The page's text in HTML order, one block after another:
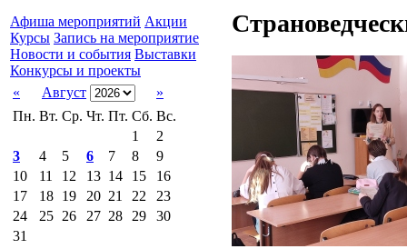
Афиша мероприятий Акции
Курсы Запись на мероприятие
Новости и события Выставки
Конкурсы и проекты
«
Август
»
Пн. Вт. Ср. Чт. Пт. Сб. Вс.
1
2
3
4 5 6 7 8
9
10
11 12 13 14 15
16
17
18 19 20 21 22
23
24
25 26 27 28 29
30
31